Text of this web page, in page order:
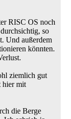
RISC OS noch
so
Und außerdem
könnten.
ziemlich gut
hier mit
die Berge